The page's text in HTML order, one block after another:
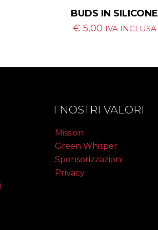
BUDS IN SILICONE
€ 5,00 IVA INCLUSA
I NOSTRI VALORI
Mission
Green Whisper
Sponsorizzazioni
Privacy